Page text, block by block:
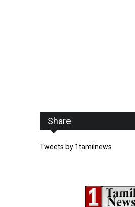
Share
Tweets by 1tamilnews